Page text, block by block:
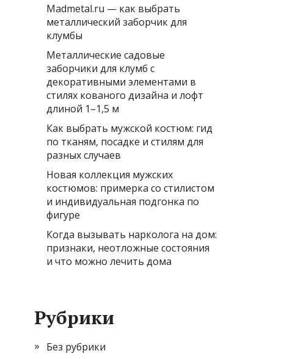
Madmetal.ru — как выбрать
металлический заборчик для
клумбы
Металлические садовые
заборчики для клумб с
декоративными элементами в
стилях кованого дизайна и лофт
длиной 1–1,5 м
Как выбрать мужской костюм: гид
по тканям, посадке и стилям для
разных случаев
Новая коллекция мужских
костюмов: примерка со стилистом
и индивидуальная подгонка по
фигуре
Когда вызывать нарколога на дом:
признаки, неотложные состояния
и что можно лечить дома
Рубрики
Без рубрики